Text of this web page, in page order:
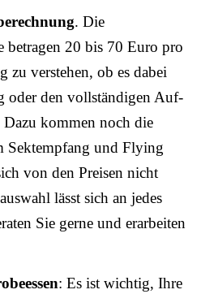
. Die
betragen 20 bis 70 Euro pro
zu verstehen, ob es dabei
oder den vollständigen Auf-
kommen noch die
Sektempfang und Flying
von den Preisen nicht
lässt sich an jedes
Sie gerne und erarbeiten
: Es ist wichtig, Ihre